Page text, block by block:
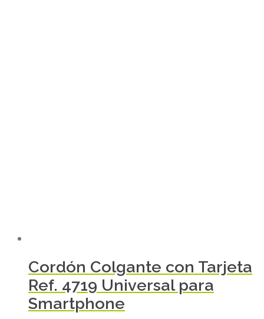
Cordón Colgante con Tarjeta
Ref. 4719 Universal para
Smartphone